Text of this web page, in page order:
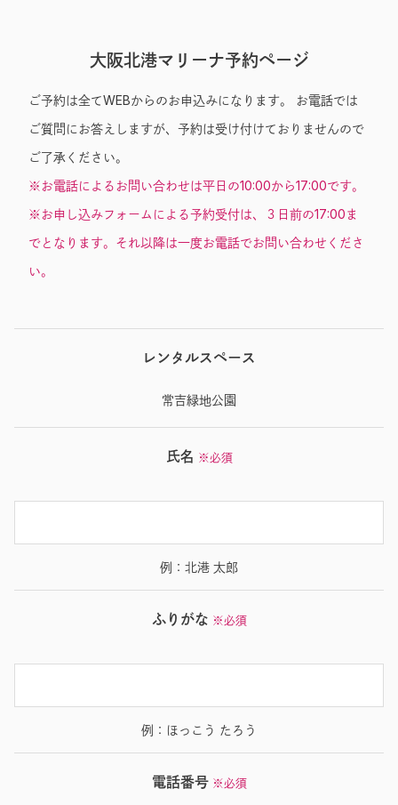
大阪北港マリーナ予約ページ
ご予約は全てWEBからのお申込みになります。 お電話では
ご質問にお答えしますが、予約は受け付けておりませんので
ご了承ください。
※お電話によるお問い合わせは平日の10:00から17:00です。
※お申し込みフォームによる予約受付は、３日前の17:00ま
でとなります。それ以降は一度お電話でお問い合わせくださ
い。
レンタルスペース
常吉緑地公園
氏名 ※必須
例：北港 太郎
ふりがな ※必須
例：ほっこう たろう
電話番号 ※必須